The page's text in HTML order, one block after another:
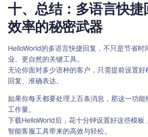
十、总结：多语言快捷
效率的秘密武器
HelloWorld的多语言快捷回复，不只是节省时
业、更自然的关键工具。
无论你面对多少语种的客户，只需提前设置好
回复、准确表达。
如果你每天都要处理上百条消息，那这一功
工作量。
下载HelloWorld后，花十分钟设置好这些模板
智能客服工具带来的高效与轻松。